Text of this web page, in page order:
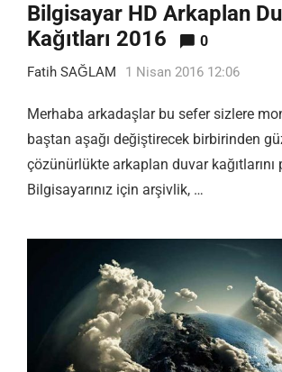
Bilgisayar HD Arkaplan
Kağıtları 2016
0
Fatih SAĞLAM 1 Nisan 2016 12:06
Merhaba arkadaşlar bu sefer sizlere
baştan aşağı değiştirecek birbirinden
çözünürlükte arkaplan duvar kağıtlarını
Bilgisayarınız için arşivlik, …